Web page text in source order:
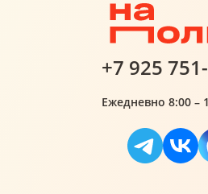
+7 925
Ежедневно 8:00 –